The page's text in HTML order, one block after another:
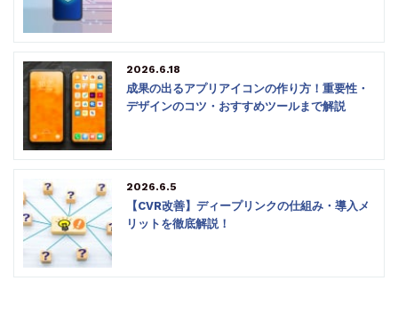
2026.6.18
成果の出るアプリアイコンの作り方！重要性・
デザインのコツ・おすすめツールまで解説
2026.6.5
【CVR改善】ディープリンクの仕組み・導入メ
リットを徹底解説！